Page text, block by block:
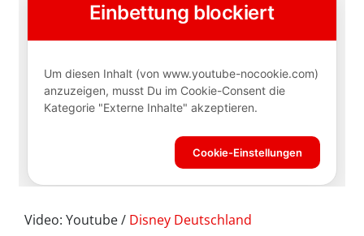
Video: Youtube / Disney Deutschland